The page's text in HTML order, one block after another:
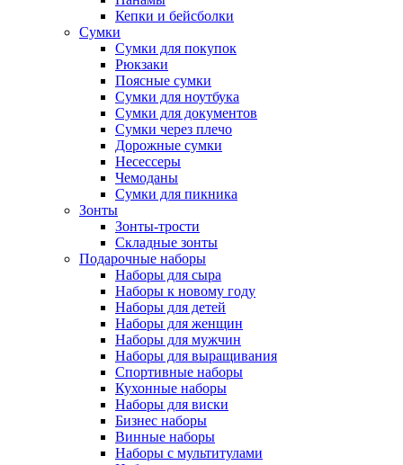
Кепки и бейсболки
Сумки
Сумки для покупок
Рюкзаки
Поясные сумки
Сумки для ноутбука
Сумки для документов
Сумки через плечо
Дорожные сумки
Несессеры
Чемоданы
Сумки для пикника
Зонты
Зонты-трости
Складные зонты
Подарочные наборы
Наборы для сыра
Наборы к новому году
Наборы для детей
Наборы для женщин
Наборы для мужчин
Наборы для выращивания
Спортивные наборы
Кухонные наборы
Наборы для виски
Бизнес наборы
Винные наборы
Наборы с мультитулами